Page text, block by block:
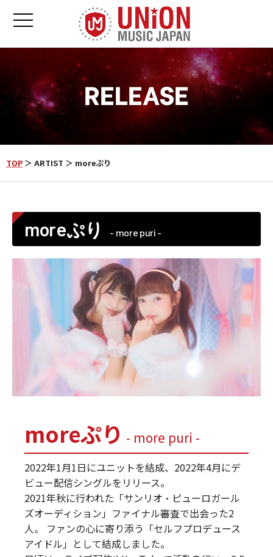
toggle navigation
RELEASE
TOP ＞ ARTIST ＞ moreぷり
moreぷり - more puri -
moreぷり - more puri -
2022年1月1日にユニットを結成、2022年4月にデ
ビュー配信シングルをリリース。
2021年秋に行われた「サンリオ・ピューロガール
ズオーディション」ファイナル審査で出会った2
人。 ファンの心に寄り添う「セルフプロデュース
アイドル」として結成しました。